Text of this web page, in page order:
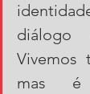
diálogo
Vivemos
mas